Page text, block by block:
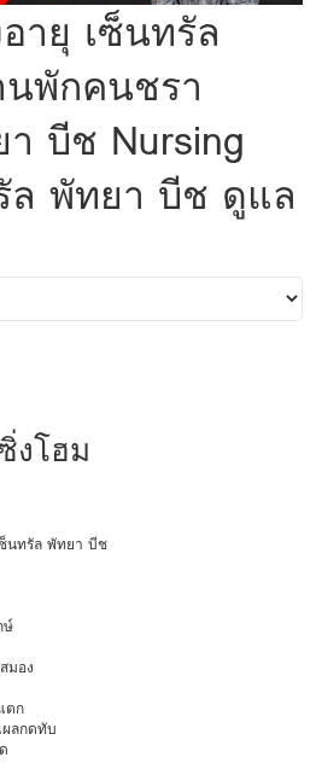
ายุ เซ็นทรัล
พักคนชรา
บีช Nursing
ล พัทยา บีช ดูแล
งโฮม
นทรัล พัทยา บีช
ษ์
มอง
ตก
ลกดทับ